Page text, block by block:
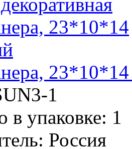
1
в упаковке: 1
Россия